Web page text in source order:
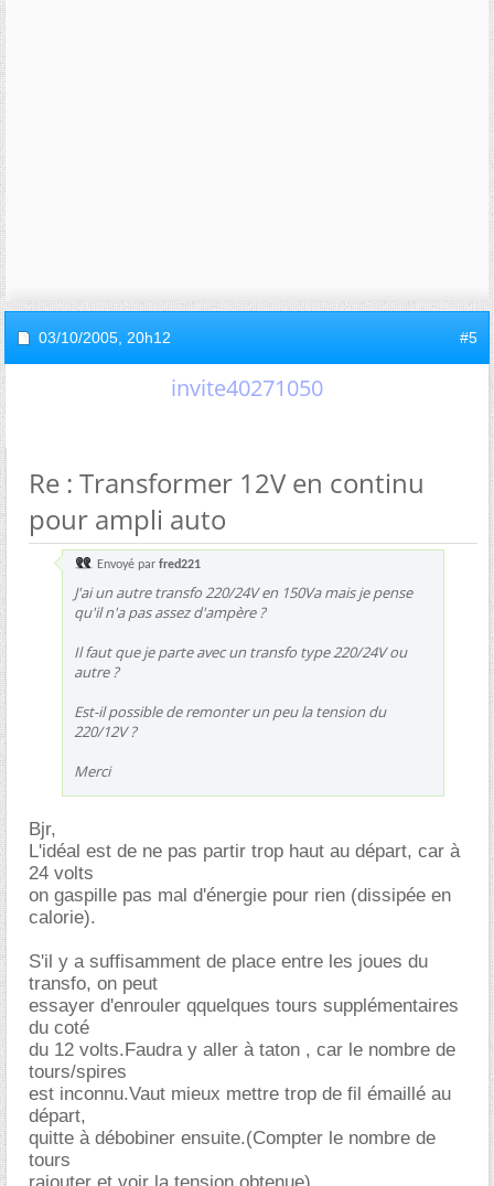
03/10/2005, 20h12 #5
invite40271050
Re : Transformer 12V en continu
pour ampli auto
Envoyé par fred221
J'ai un autre transfo 220/24V en 150Va mais je pense
qu'il n'a pas assez d'ampère ?
Il faut que je parte avec un transfo type 220/24V ou
autre ?
Est-il possible de remonter un peu la tension du
220/12V ?
Merci
Bjr,
L'idéal est de ne pas partir trop haut au départ, car à
24 volts
on gaspille pas mal d'énergie pour rien (dissipée en
calorie).
S'il y a suffisamment de place entre les joues du
transfo, on peut
essayer d'enrouler qquelques tours supplémentaires
du coté
du 12 volts.Faudra y aller à taton , car le nombre de
tours/spires
est inconnu.Vaut mieux mettre trop de fil émaillé au
départ,
quitte à débobiner ensuite.(Compter le nombre de
tours